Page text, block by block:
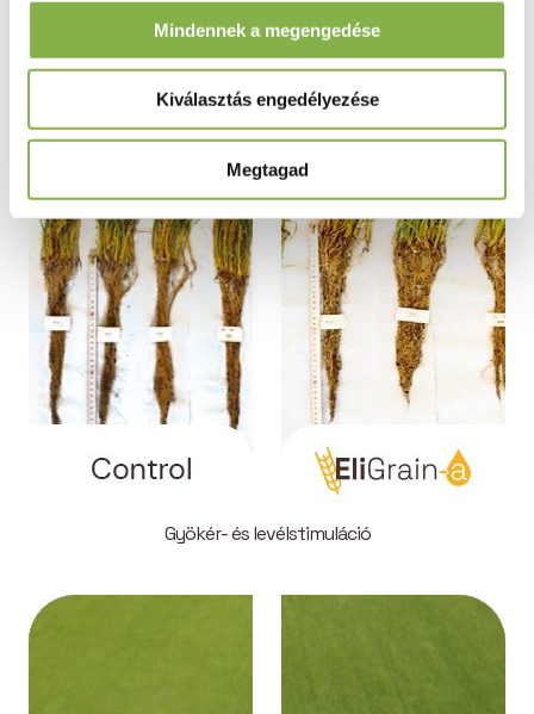
Mindennek a megengedése
Kiválasztás engedélyezése
Megtagad
Gyökér- és levélstimuláció